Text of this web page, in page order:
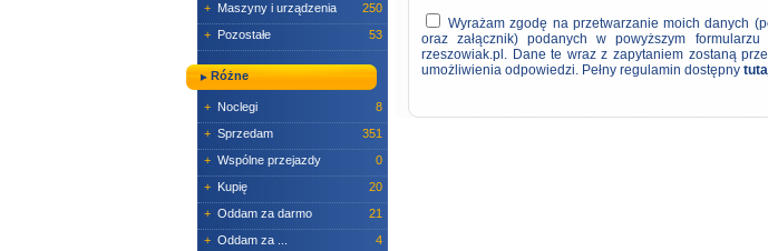
+ Maszyny i urządzenia
250
+ Pozostałe 53
Różne
+ Noclegi
8
+ Sprzedam
351
+ Wspólne przejazdy
0
+ Kupię
20
+ Oddam za darmo
21
+ Oddam za ...
4
Wyrażam zgodę na przetwarzanie moich danych
oraz załącznik) podanych w powyższym
rzeszowiak.pl. Dane te wraz z zapytaniem zostaną
umożliwienia odpowiedzi. Pełny regulamin dostępny